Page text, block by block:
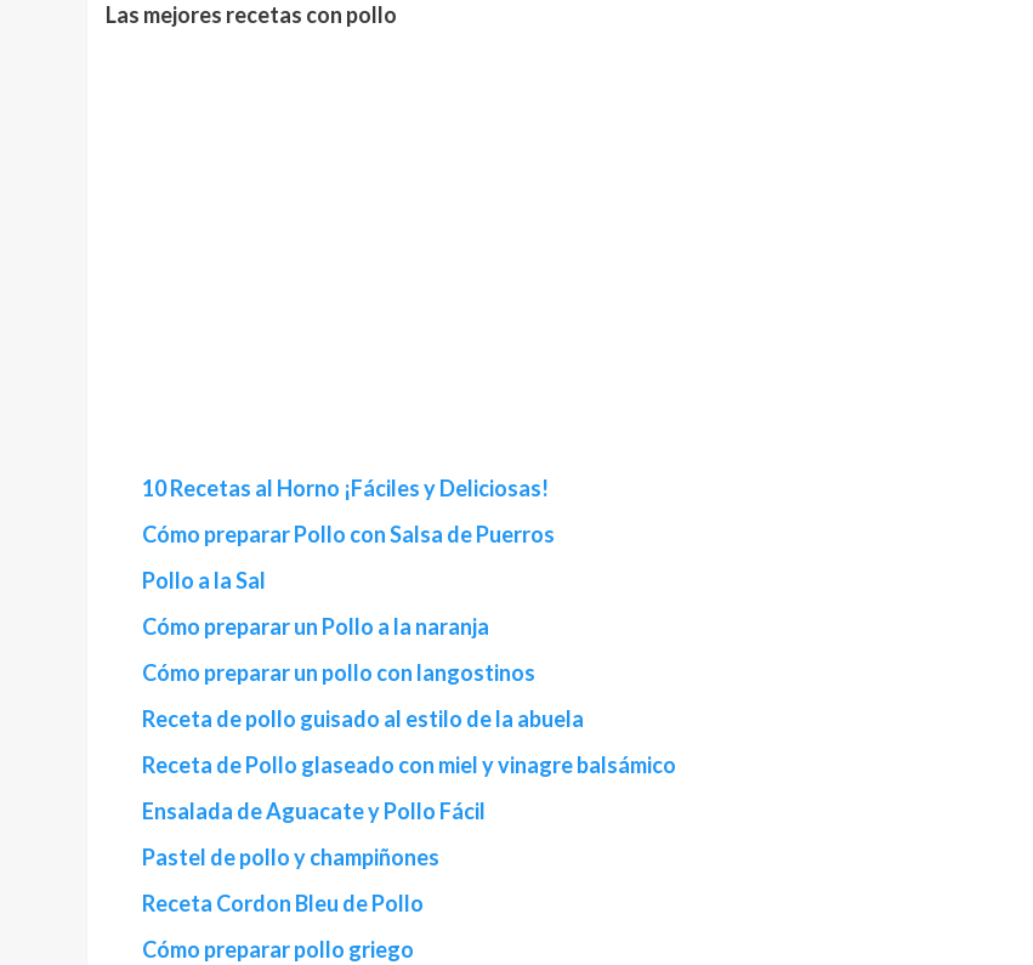
Las mejores recetas con pollo
10 Recetas al Horno ¡Fáciles y Deliciosas!
Cómo preparar Pollo con Salsa de Puerros
Pollo a la Sal
Cómo preparar un Pollo a la naranja
Cómo preparar un pollo con langostinos
Receta de pollo guisado al estilo de la abuela
Receta de Pollo glaseado con miel y vinagre balsámico
Ensalada de Aguacate y Pollo Fácil
Pastel de pollo y champiñones
Receta Cordon Bleu de Pollo
Cómo preparar pollo griego